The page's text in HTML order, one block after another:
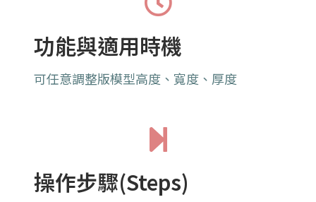
功能與適用時機
可任意調整版模型高度、寬度、厚度
操作步驟(Steps)